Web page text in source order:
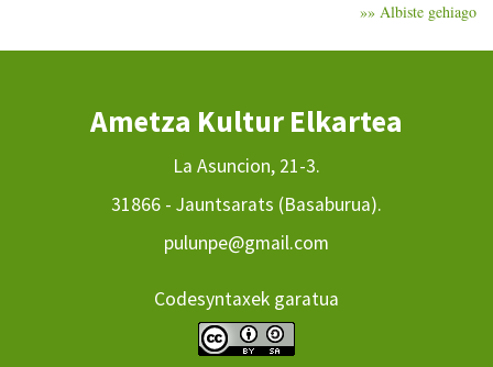
»» Albiste gehiago
Ametza Kultur Elkartea
La Asuncion, 21-3.
31866 - Jauntsarats (Basaburua).
pulunpe@gmail.com
Codesyntaxek garatua